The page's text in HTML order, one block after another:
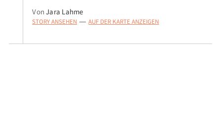
VonJara Lahme
STORY ANSEHEN — AUF DER KARTE ANZEIGEN